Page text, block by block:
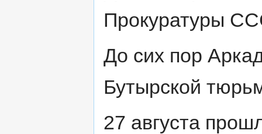
Прокуратуры
До сих пор
Бутырской
27 августа